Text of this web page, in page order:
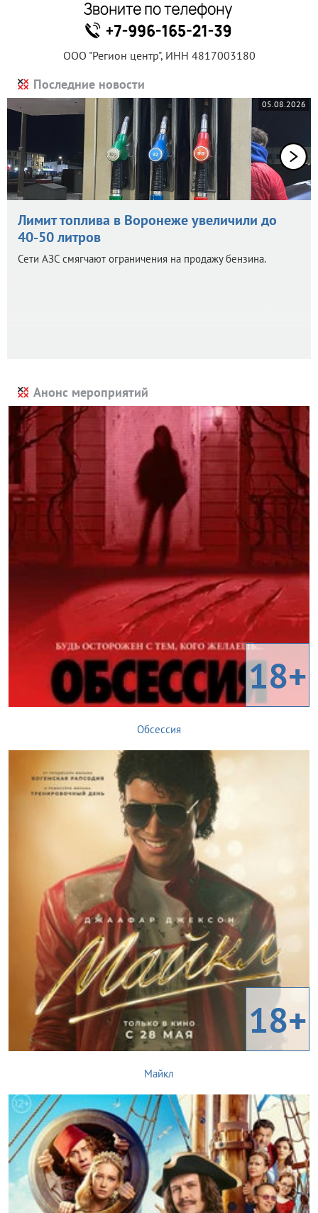
ООО "Регион центр", ИНН 4817003180
Последние новости
05.08.2026
Лимит топлива в Воронеже увеличили до
40-50 литров
Сети АЗС смягчают ограничения на продажу бензина.
Анонс мероприятий
18+
Обсессия
18+
Майкл